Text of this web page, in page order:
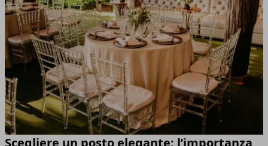
Scegliere un posto elegante: l’importanza